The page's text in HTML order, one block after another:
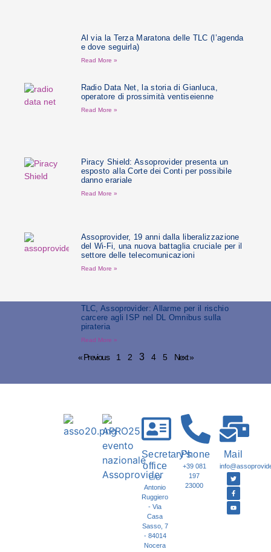
Al via la Terza Maratona delle TLC (l’agenda
e dove seguirla)
Read More »
Radio Data Net, la storia di Gianluca,
operatore di prossimità ventiseienne
Read More »
Piracy Shield: Assoprovider presenta un
esposto alla Corte dei Conti per possibile
danno erariale
Read More »
Assoprovider, 19 anni dalla liberalizzazione
del Wi-Fi, una nuova battaglia cruciale per il
settore delle telecomunicazioni
Read More »
TLC, Assoprovider: Allarme per il rischio
carcere agli ISP nel DL Omnibus sulla
pirateria
Read More »
« Previous 1 2 3 4 5 Next »
Secretary's
office
C/O
Antonio
Ruggiero
- Via
Casa
Sasso, 7
- 84014
Nocera
Phone
+39 081
197
23000
Mail